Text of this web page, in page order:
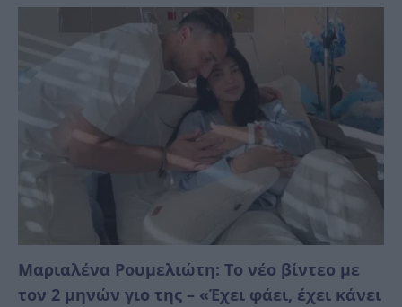
Μαριαλένα Ρουμελιώτη: Το νέο βίντεο με
τον 2 μηνών γιο της – «Έχει φάει, έχει κάνει